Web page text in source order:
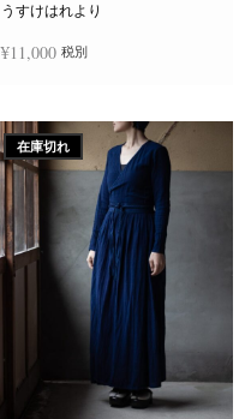
うすけはれより
¥11,000 税別
在庫切れ